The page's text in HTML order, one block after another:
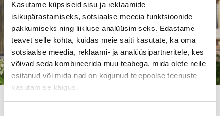
Kasutame küpsiseid sisu ja reklaamide
isikupärastamiseks, sotsiaalse meedia funktsioonide
pakkumiseks ning liikluse analüüsimiseks. Edastame
teavet selle kohta, kuidas meie saiti kasutate, ka oma
sotsiaalse meedia, reklaami- ja analüüsipartneritele, kes
võivad seda kombineerida muu teabega, mida olete neile
esitanud või mida nad on kogunud teiepoolse teenuste
kasutamise käigus.